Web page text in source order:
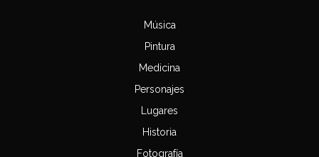
Música
Pintura
Medicina
Personajes
Lugares
Historia
Fotografía